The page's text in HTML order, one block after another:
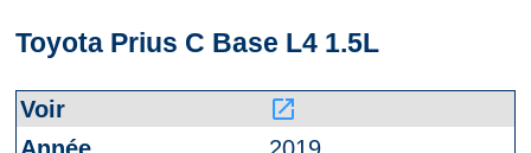
Toyota Prius C Base L4 1.5L
launch
2019